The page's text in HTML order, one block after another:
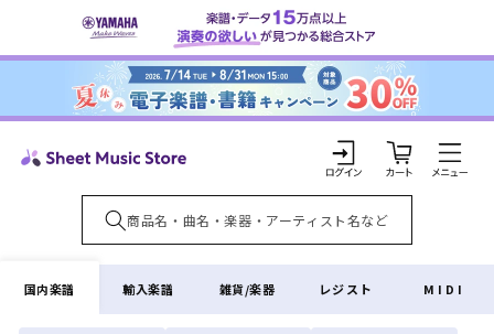
ンツに
ロ
グ
イ
ン
カ
ー
ト
国内楽譜 輸入楽譜 雑貨/楽器 レジスト MIDI